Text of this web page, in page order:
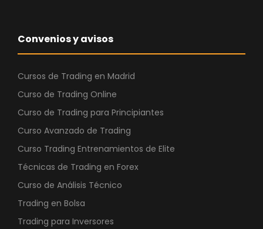
Convenios y avisos
Cursos de Trading en Madrid
Curso de Trading Online
Curso de Trading para Principiantes
Curso Avanzado de Trading
Curso Trading Entrenamientos de Elite
Técnicas de Trading en Forex
Curso de Análisis Técnico
Trading en Bolsa
Trading para Inversores